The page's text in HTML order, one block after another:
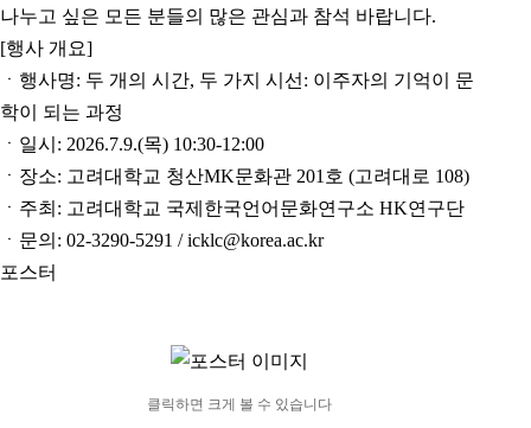
나누고 싶은 모든 분들의 많은 관심과 참석 바랍니다.
[행사 개요]
ㆍ행사명: 두 개의 시간, 두 가지 시선: 이주자의 기억이 문
학이 되는 과정
ㆍ일시: 2026.7.9.(목) 10:30-12:00
ㆍ장소: 고려대학교 청산MK문화관 201호 (고려대로 108)
ㆍ주최: 고려대학교 국제한국언어문화연구소 HK연구단
ㆍ문의: 02-3290-5291 / icklc@korea.ac.kr
포스터
클릭하면 크게 볼 수 있습니다